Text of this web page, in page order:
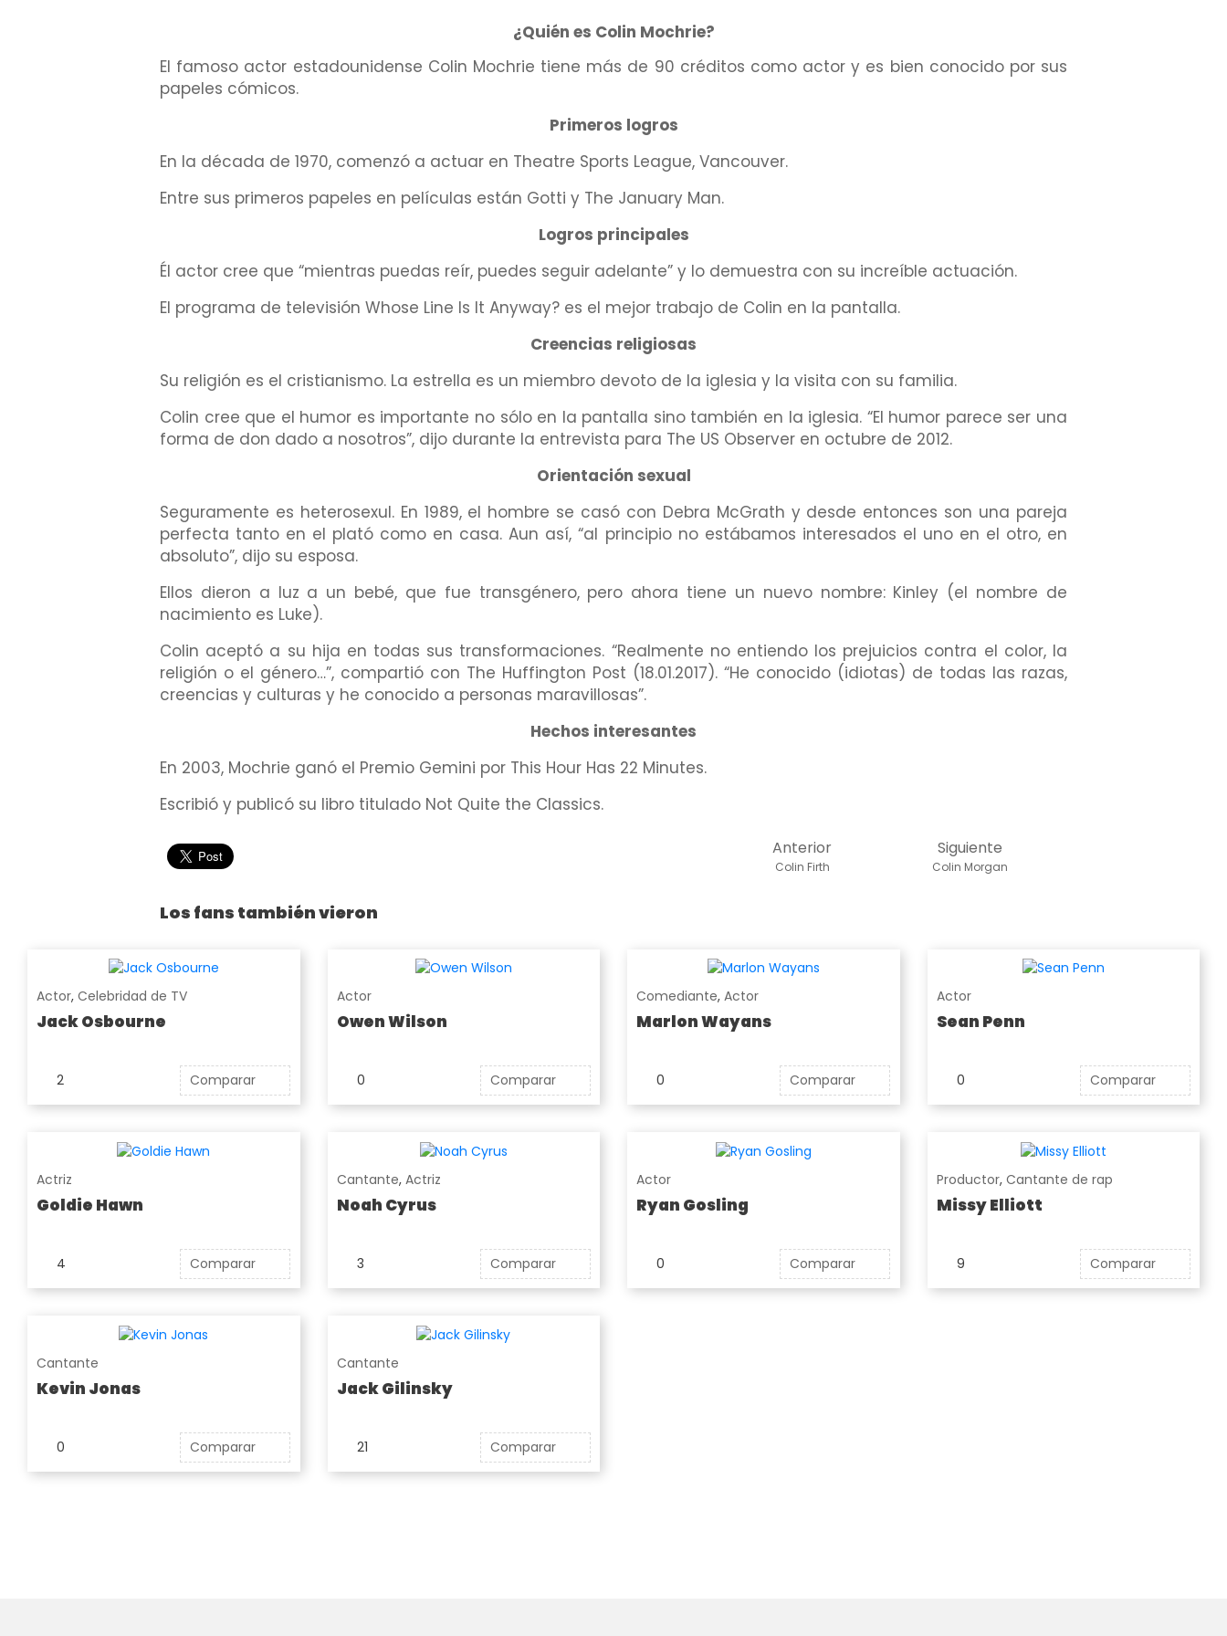
¿Quién es Colin Mochrie?
El famoso actor estadounidense Colin Mochrie tiene más de 90 créditos como actor y es bien conocido por sus
papeles cómicos.
Primeros logros
En la década de 1970, comenzó a actuar en Theatre Sports League, Vancouver.
Entre sus primeros papeles en películas están Gotti y The January Man.
Logros principales
Él actor cree que “mientras puedas reír, puedes seguir adelante” y lo demuestra con su increíble actuación.
El programa de televisión Whose Line Is It Anyway? es el mejor trabajo de Colin en la pantalla.
Creencias religiosas
Su religión es el cristianismo. La estrella es un miembro devoto de la iglesia y la visita con su familia.
Colin cree que el humor es importante no sólo en la pantalla sino también en la iglesia. “El humor parece ser una
forma de don dado a nosotros”, dijo durante la entrevista para The US Observer en octubre de 2012.
Orientación sexual
Seguramente es heterosexul. En 1989, el hombre se casó con Debra McGrath y desde entonces son una pareja
perfecta tanto en el plató como en casa. Aun así, “al principio no estábamos interesados el uno en el otro, en
absoluto”, dijo su esposa.
Ellos dieron a luz a un bebé, que fue transgénero, pero ahora tiene un nuevo nombre: Kinley (el nombre de
nacimiento es Luke).
Colin aceptó a su hija en todas sus transformaciones. “Realmente no entiendo los prejuicios contra el color, la
religión o el género…”, compartió con The Huffington Post (18.01.2017). “He conocido (idiotas) de todas las razas,
creencias y culturas y he conocido a personas maravillosas”.
Hechos interesantes
En 2003, Mochrie ganó el Premio Gemini por This Hour Has 22 Minutes.
Escribió y publicó su libro titulado Not Quite the Classics.
Siguiente
Colin Morgan
Anterior
Colin Firth
Los fans también vieron
Actor, Celebridad de TV
Jack Osbourne
2 Comparar
Actor
Owen Wilson
0 Comparar
Comediante, Actor
Marlon Wayans
0 Comparar
Actor
Sean Penn
0 Comparar
Actriz
Goldie Hawn
4 Comparar
Cantante, Actriz
Noah Cyrus
3 Comparar
Actor
Ryan Gosling
0 Comparar
Productor, Cantante de rap
Missy Elliott
9 Comparar
Cantante
Kevin Jonas
0 Comparar
Cantante
Jack Gilinsky
21 Comparar